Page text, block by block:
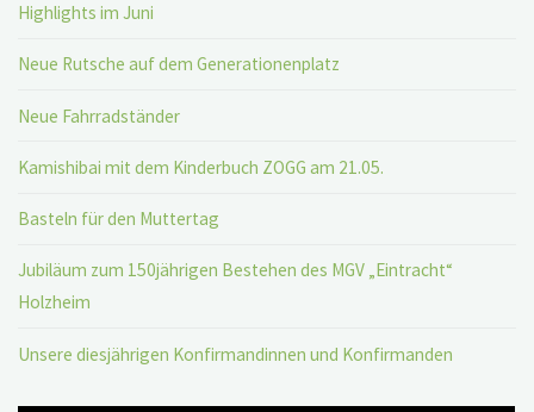
Highlights im Juni
Neue Rutsche auf dem Generationenplatz
Neue Fahrradständer
Kamishibai mit dem Kinderbuch ZOGG am 21.05.
Basteln für den Muttertag
Jubiläum zum 150jährigen Bestehen des MGV „Eintracht“
Holzheim
Unsere diesjährigen Konfirmandinnen und Konfirmanden